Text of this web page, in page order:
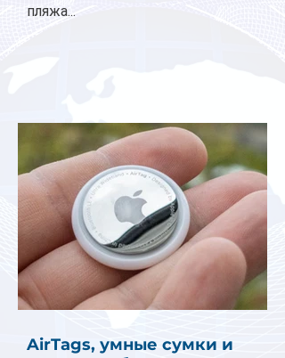
пляжа...
AirTags, умные сумки и